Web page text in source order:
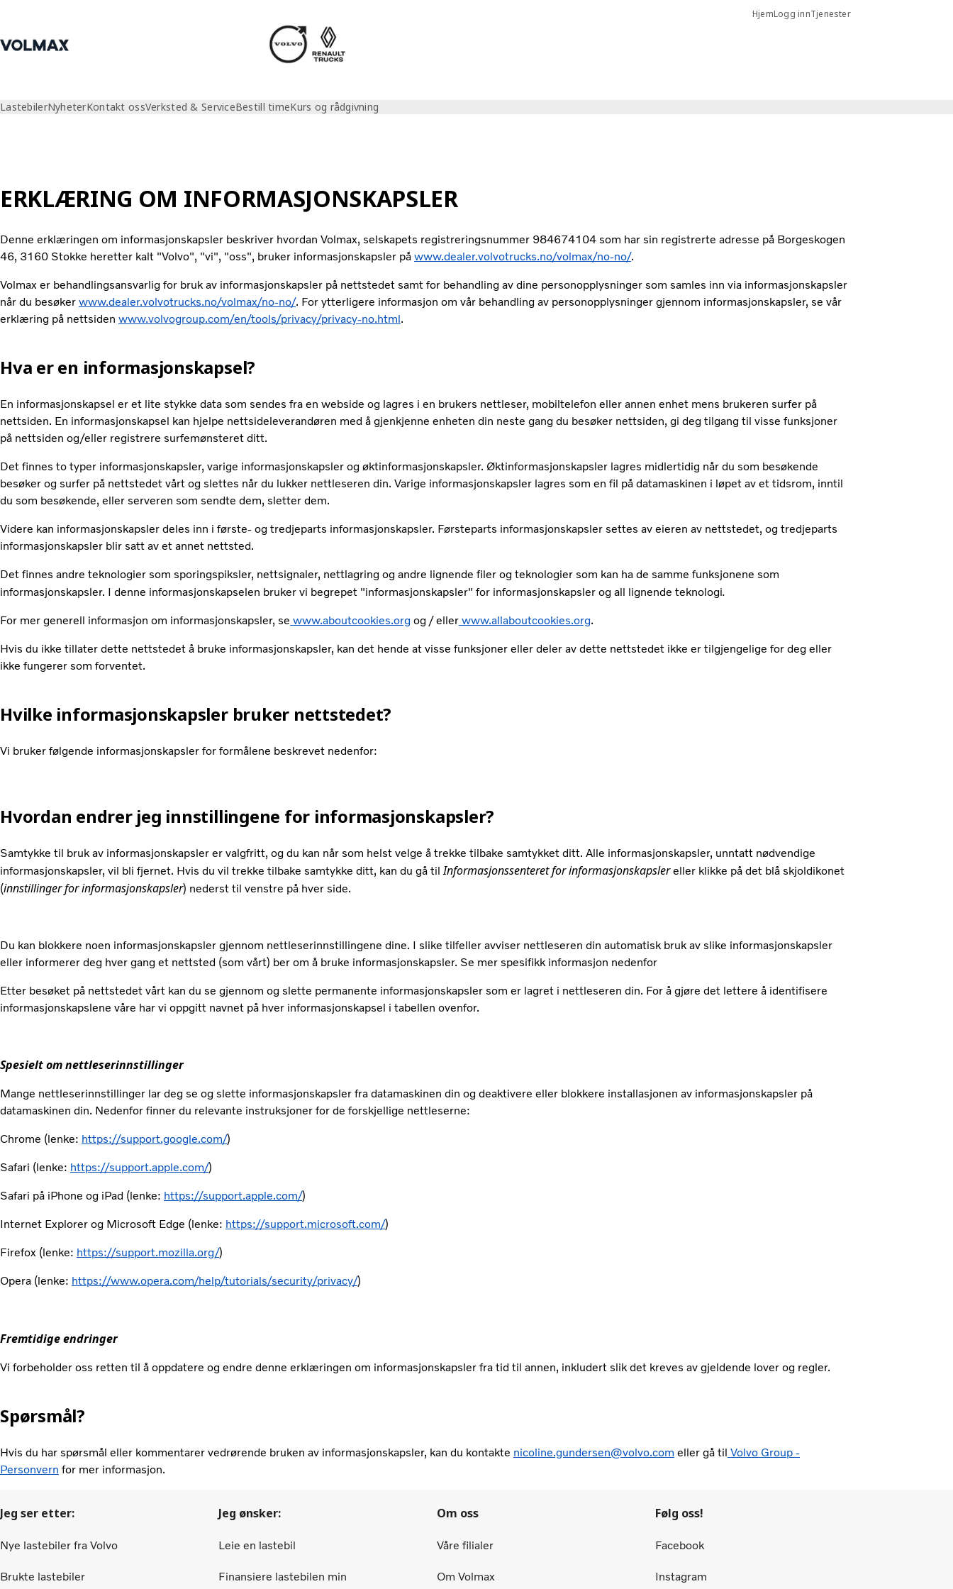
HjemLogg innTjenester
LastebilerNyheterKontakt ossVerksted & ServiceBestill timeKurs og rådgivning
ERKLÆRING OM INFORMASJONSKAPSLER
Denne erklæringen om informasjonskapsler beskriver hvordan Volmax, selskapets registreringsnummer 984674104 som har sin registrerte adresse på Borgeskogen
46, 3160 Stokke heretter kalt "Volvo", "vi", "oss", bruker informasjonskapsler på www.dealer.volvotrucks.no/volmax/no-no/.
Volmax er behandlingsansvarlig for bruk av informasjonskapsler på nettstedet samt for behandling av dine personopplysninger som samles inn via informasjonskapsler
når du besøker www.dealer.volvotrucks.no/volmax/no-no/. For ytterligere informasjon om vår behandling av personopplysninger gjennom informasjonskapsler, se vår
erklæring på nettsiden www.volvogroup.com/en/tools/privacy/privacy-no.html.
Hva er en informasjonskapsel?
En informasjonskapsel er et lite stykke data som sendes fra en webside og lagres i en brukers nettleser, mobiltelefon eller annen enhet mens brukeren surfer på
nettsiden. En informasjonskapsel kan hjelpe nettsideleverandøren med å gjenkjenne enheten din neste gang du besøker nettsiden, gi deg tilgang til visse funksjoner
på nettsiden og/eller registrere surfemønsteret ditt.
Det finnes to typer informasjonskapsler, varige informasjonskapsler og øktinformasjonskapsler. Øktinformasjonskapsler lagres midlertidig når du som besøkende
besøker og surfer på nettstedet vårt og slettes når du lukker nettleseren din. Varige informasjonskapsler lagres som en fil på datamaskinen i løpet av et tidsrom, inntil
du som besøkende, eller serveren som sendte dem, sletter dem.
Videre kan informasjonskapsler deles inn i første- og tredjeparts informasjonskapsler. Førsteparts informasjonskapsler settes av eieren av nettstedet, og tredjeparts
informasjonskapsler blir satt av et annet nettsted.
Det finnes andre teknologier som sporingspiksler, nettsignaler, nettlagring og andre lignende filer og teknologier som kan ha de samme funksjonene som
informasjonskapsler. I denne informasjonskapselen bruker vi begrepet "informasjonskapsler" for informasjonskapsler og all lignende teknologi.
For mer generell informasjon om informasjonskapsler, se www.aboutcookies.org og / eller www.allaboutcookies.org.
Hvis du ikke tillater dette nettstedet å bruke informasjonskapsler, kan det hende at visse funksjoner eller deler av dette nettstedet ikke er tilgjengelige for deg eller
ikke fungerer som forventet.
Hvilke informasjonskapsler bruker nettstedet?
Vi bruker følgende informasjonskapsler for formålene beskrevet nedenfor:
Hvordan endrer jeg innstillingene for informasjonskapsler?
Samtykke til bruk av informasjonskapsler er valgfritt, og du kan når som helst velge å trekke tilbake samtykket ditt. Alle informasjonskapsler, unntatt nødvendige
informasjonskapsler, vil bli fjernet. Hvis du vil trekke tilbake samtykke ditt, kan du gå tilInformasjonssenteret for informasjonskapslereller klikke på det blå skjoldikonet
(innstillinger for informasjonskapsler) nederst til venstre på hver side.
Du kan blokkere noen informasjonskapsler gjennom nettleserinnstillingene dine. I slike tilfeller avviser nettleseren din automatisk bruk av slike informasjonskapsler
eller informerer deg hver gang et nettsted (som vårt) ber om å bruke informasjonskapsler. Se mer spesifikk informasjon nedenfor
Etter besøket på nettstedet vårt kan du se gjennom og slette permanente informasjonskapsler som er lagret i nettleseren din. For å gjøre det lettere å identifisere
informasjonskapslene våre har vi oppgitt navnet på hver informasjonskapsel i tabellen ovenfor.
Spesielt om nettleserinnstillinger
Mange nettleserinnstillinger lar deg se og slette informasjonskapsler fra datamaskinen din og deaktivere eller blokkere installasjonen av informasjonskapsler på
datamaskinen din. Nedenfor finner du relevante instruksjoner for de forskjellige nettleserne:
Chrome (lenke: https://support.google.com/)
Safari (lenke: https://support.apple.com/)
Safari på iPhone og iPad (lenke: https://support.apple.com/)
Internet Explorer og Microsoft Edge (lenke: https://support.microsoft.com/)
Firefox (lenke: https://support.mozilla.org/)
Opera (lenke: https://www.opera.com/help/tutorials/security/privacy/)
Fremtidige endringer
Vi forbeholder oss retten til å oppdatere og endre denne erklæringen om informasjonskapsler fra tid til annen, inkludert slik det kreves av gjeldende lover og regler.
Spørsmål?
Hvis du har spørsmål eller kommentarer vedrørende bruken av informasjonskapsler, kan du kontakte nicoline.gundersen@volvo.com eller gå til Volvo Group -
Personvern for mer informasjon.
Jeg ser etter:
Nye lastebiler fra Volvo
Brukte lastebiler
Jeg ønsker:
Leie en lastebil
Finansiere lastebilen min
Om oss
Våre filialer
Om Volmax
Følg oss!
Facebook
Instagram